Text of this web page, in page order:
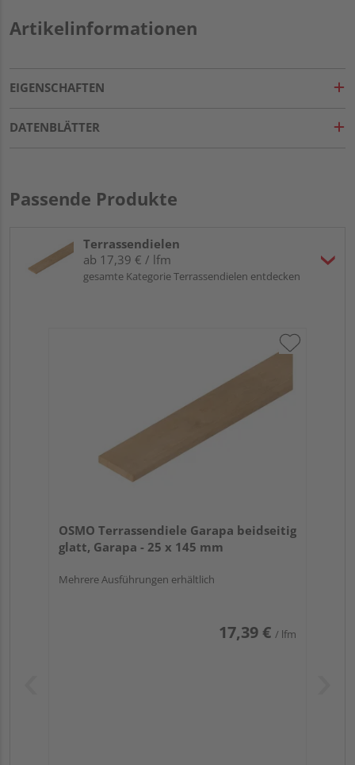
Artikelinformationen
EIGENSCHAFTEN
DATENBLÄTTER
Passende Produkte
Terrassendielen
ab 17,39 € / lfm
gesamte Kategorie Terrassendielen entdecken
OSMO Terrassendiele Garapa beidseitig
glatt, Garapa - 25 x 145 mm
Mehrere Ausführungen erhältlich
17,39 € / lfm